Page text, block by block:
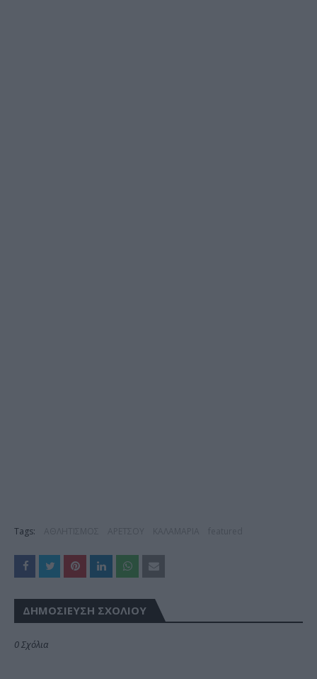
Tags:
ΔΗΜΟΣΊΕΥΣΗ ΣΧΟΛΊΟΥ
0 Σχόλια